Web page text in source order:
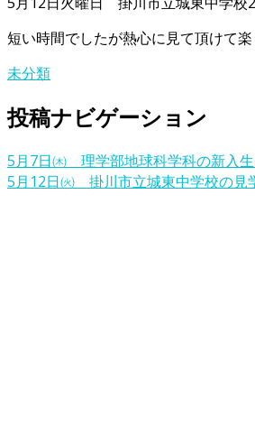
短い時間でしたが熱心に見て頂けて楽
未分類
投稿ナビゲーション
5月7日㈭ 理学部地球科学科の新入生
5月12日㈫ 掛川市立城東中学校の見